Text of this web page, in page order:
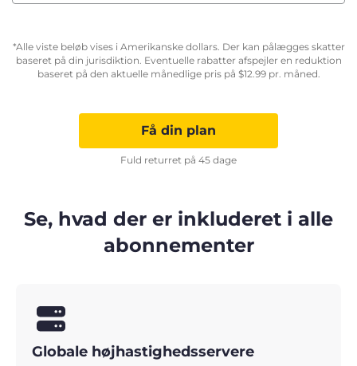
*Alle viste beløb vises i Amerikanske dollars. Der kan pålægges skatter
baseret på din jurisdiktion. Eventuelle rabatter afspejler en reduktion
baseret på den aktuelle månedlige pris på $12.99pr. måned.
Få din plan
Fuld returret på 45 dage
Se, hvad der er inkluderet i alle
abonnementer
Globale højhastighedsservere